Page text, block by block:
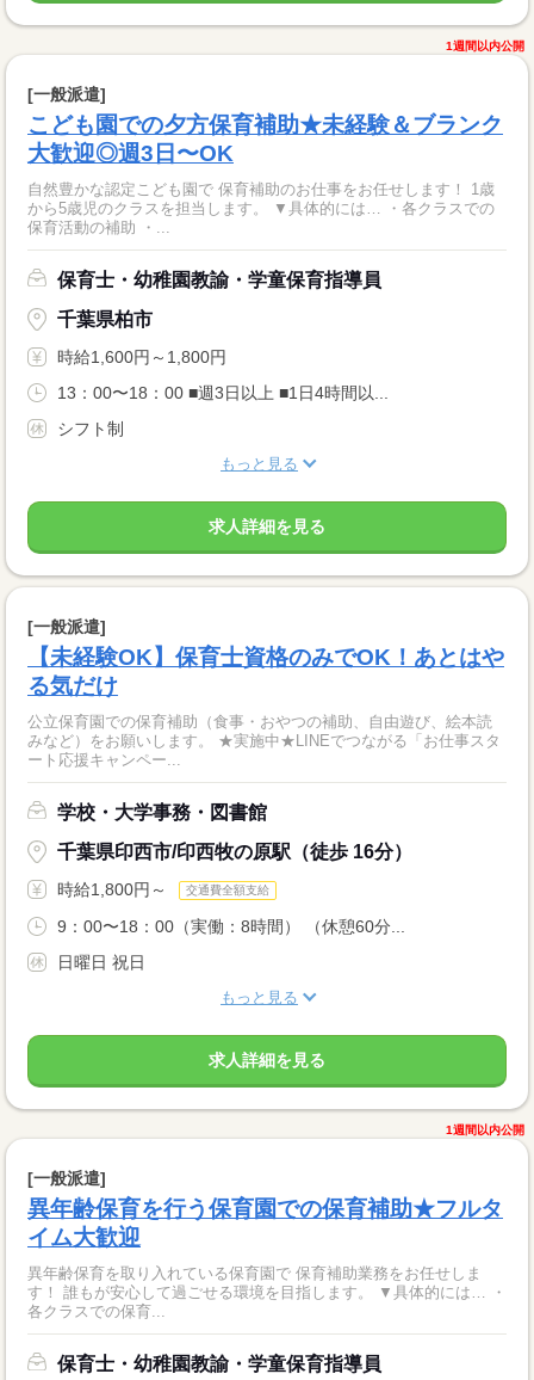
1週間以内公開
[一般派遣]
こども園での夕方保育補助★未経験＆ブランク
大歓迎◎週3日〜OK
自然豊かな認定こども園で 保育補助のお仕事をお任せします！ 1歳
から5歳児のクラスを担当します。 ▼具体的には… ・各クラスでの
保育活動の補助 ・...
保育士・幼稚園教諭・学童保育指導員
千葉県柏市
時給1,600円～1,800円
13：00〜18：00 ■週3日以上 ■1日4時間以...
シフト制
もっと見る
求人詳細を見る
[一般派遣]
【未経験OK】保育士資格のみでOK！あとはや
る気だけ
公立保育園での保育補助（食事・おやつの補助、自由遊び、絵本読
みなど）をお願いします。 ★実施中★LINEでつながる「お仕事スタ
ート応援キャンペー...
学校・大学事務・図書館
千葉県印西市/印西牧の原駅（徒歩 16分）
時給1,800円～ 交通費全額支給
9：00〜18：00（実働：8時間） （休憩60分...
日曜日 祝日
もっと見る
求人詳細を見る
1週間以内公開
[一般派遣]
異年齢保育を行う保育園での保育補助★フルタ
イム大歓迎
異年齢保育を取り入れている保育園で 保育補助業務をお任せしま
す！ 誰もが安心して過ごせる環境を目指します。 ▼具体的には… ・
各クラスでの保育...
保育士・幼稚園教諭・学童保育指導員